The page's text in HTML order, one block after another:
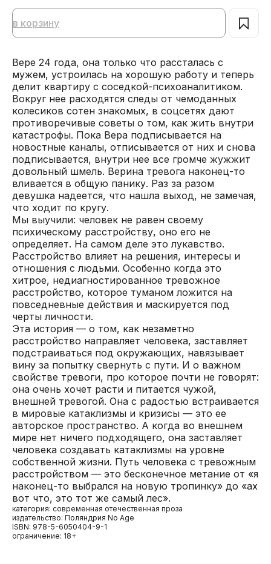
в корзину
Вере 24 года, она только что рассталась с
мужем, устроилась на хорошую работу и теперь
делит квартиру с соседкой-психоаналитиком.
Вокруг нее расходятся следы от чемоданных
колесиков сотен знакомых, в соцсетях дают
противоречивые советы о том, как жить внутри
катастрофы. Пока Вера подписывается на
новостные каналы, отписывается от них и снова
подписывается, внутри нее все громче жужжит
довольный шмель. Верина тревога наконец-то
вливается в общую панику. Раз за разом
девушка надеется, что нашла выход, не замечая,
что ходит по кругу.
Мы выучили: человек не равен своему
психическому расстройству, оно его не
определяет. На самом деле это лукавство.
Расстройство влияет на решения, интересы и
отношения с людьми. Особенно когда это
хитрое, недиагностированное тревожное
расстройство, которое туманом ложится на
повседневные действия и маскируется под
черты личности.
Эта история — о том, как незаметно
расстройство направляет человека, заставляет
подстраиваться под окружающих, навязывает
вину за попытку свернуть с пути. И о важном
свойстве тревоги, про которое почти не говорят:
она очень хочет расти и питается чужой,
внешней тревогой. Она с радостью встраивается
в мировые катаклизмы и кризисы — это ее
авторское пространство. А когда во внешнем
мире нет ничего подходящего, она заставляет
человека создавать катаклизмы на уровне
собственной жизни. Путь человека с тревожным
расстройством — это бесконечное метание от «я
наконец-то выбрался на новую тропинку» до «ах
вот что, это тот же самый лес».
категория: современная отечественная проза
издательство: Поляндрия No Age
ISBN: 978-5-6050404-9-1
ограничение: 18+